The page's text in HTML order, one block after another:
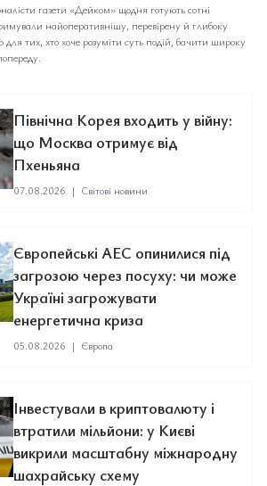
газети «Дейком» щодня готують сотні
найоперативнішу, перевірену й глибоку
тих, хто хоче розуміти суть подій, бачити широку
Північна Корея входить у війну:
що Москва отримує від
Пхеньяна
07.08.2026 | Світові новини
Європейські АЕС опинилися під
загрозою через посуху: чи може
Україні загрожувати
енергетична криза
05.08.2026 | Європа
Інвестували в криптовалюту і
втратили мільйони: у Києві
викрили масштабну міжнародну
шахрайську схему